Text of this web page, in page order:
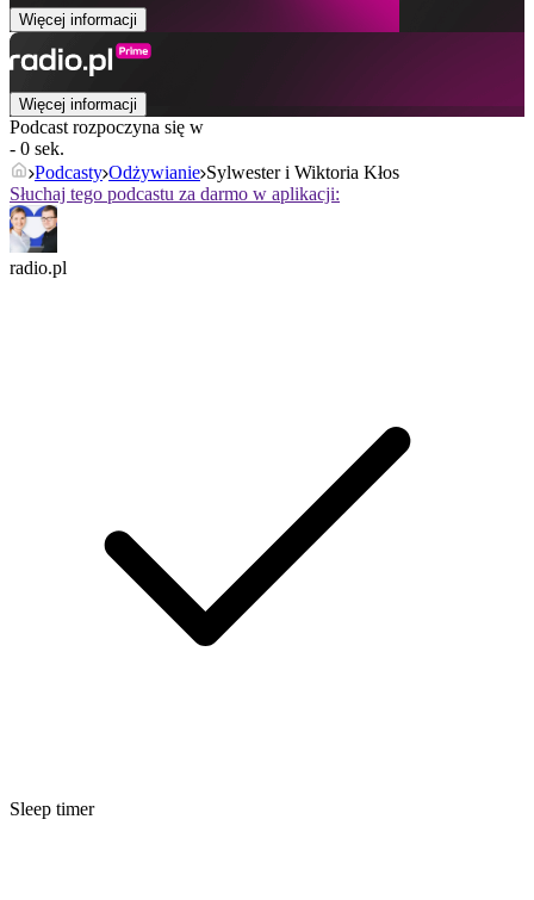
Więcej informacji
Więcej informacji
Podcast rozpoczyna się w
- 0 sek.
Podcasty Odżywianie Sylwester i Wiktoria Kłos
Słuchaj tego podcastu za darmo w aplikacji:
radio.pl
Sleep timer